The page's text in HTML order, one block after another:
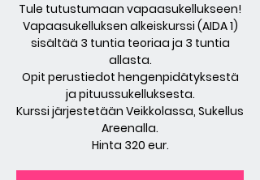
Tule tutustumaan vapaasukellukseen!
Vapaasukelluksen alkeiskurssi (AIDA 1)
sisältää 3 tuntia teoriaa ja 3 tuntia
allasta.
Opit perustiedot hengenpidätyksestä
ja pituussukelluksesta.
Kurssi järjestetään Veikkolassa, Sukellus
Areenalla.
Hinta 320 eur.